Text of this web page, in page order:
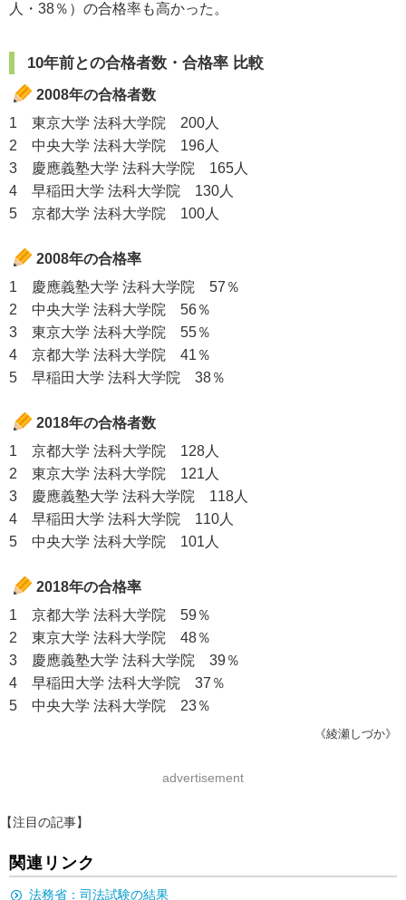
人・38％）の合格率も高かった。
10年前との合格者数・合格率 比較
2008年の合格者数
1 東京大学 法科大学院 200人
2 中央大学 法科大学院 196人
3 慶應義塾大学 法科大学院 165人
4 早稲田大学 法科大学院 130人
5 京都大学 法科大学院 100人
2008年の合格率
1 慶應義塾大学 法科大学院 57％
2 中央大学 法科大学院 56％
3 東京大学 法科大学院 55％
4 京都大学 法科大学院 41％
5 早稲田大学 法科大学院 38％
2018年の合格者数
1 京都大学 法科大学院 128人
2 東京大学 法科大学院 121人
3 慶應義塾大学 法科大学院 118人
4 早稲田大学 法科大学院 110人
5 中央大学 法科大学院 101人
2018年の合格率
1 京都大学 法科大学院 59％
2 東京大学 法科大学院 48％
3 慶應義塾大学 法科大学院 39％
4 早稲田大学 法科大学院 37％
5 中央大学 法科大学院 23％
《綾瀬しづか》
advertisement
【注目の記事】
関連リンク
法務省：司法試験の結果